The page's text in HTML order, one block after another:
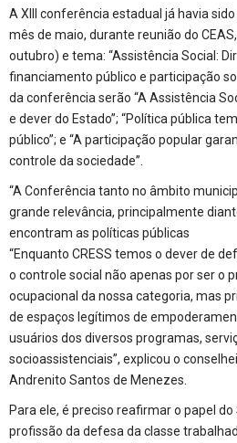
A XIII conferência estadual já havia
mês de maio, durante reunião do
outubro) e tema: “Assistência Social:
financiamento público e participação
da conferência serão “A Assistência
e dever do Estado”; “Política pública
público”; e “A participação popular
controle da sociedade”.
“A Conferência tanto no âmbito
grande relevância, principalmente
encontram as políticas públicas
“Enquanto CRESS temos o dever de
o controle social não apenas por ser o
ocupacional da nossa categoria, mas
de espaços legítimos de
usuários dos diversos programas,
socioassistenciais”, explicou o
Andrenito Santos de Menezes.
Para ele, é preciso reafirmar o papel
profissão da defesa da classe